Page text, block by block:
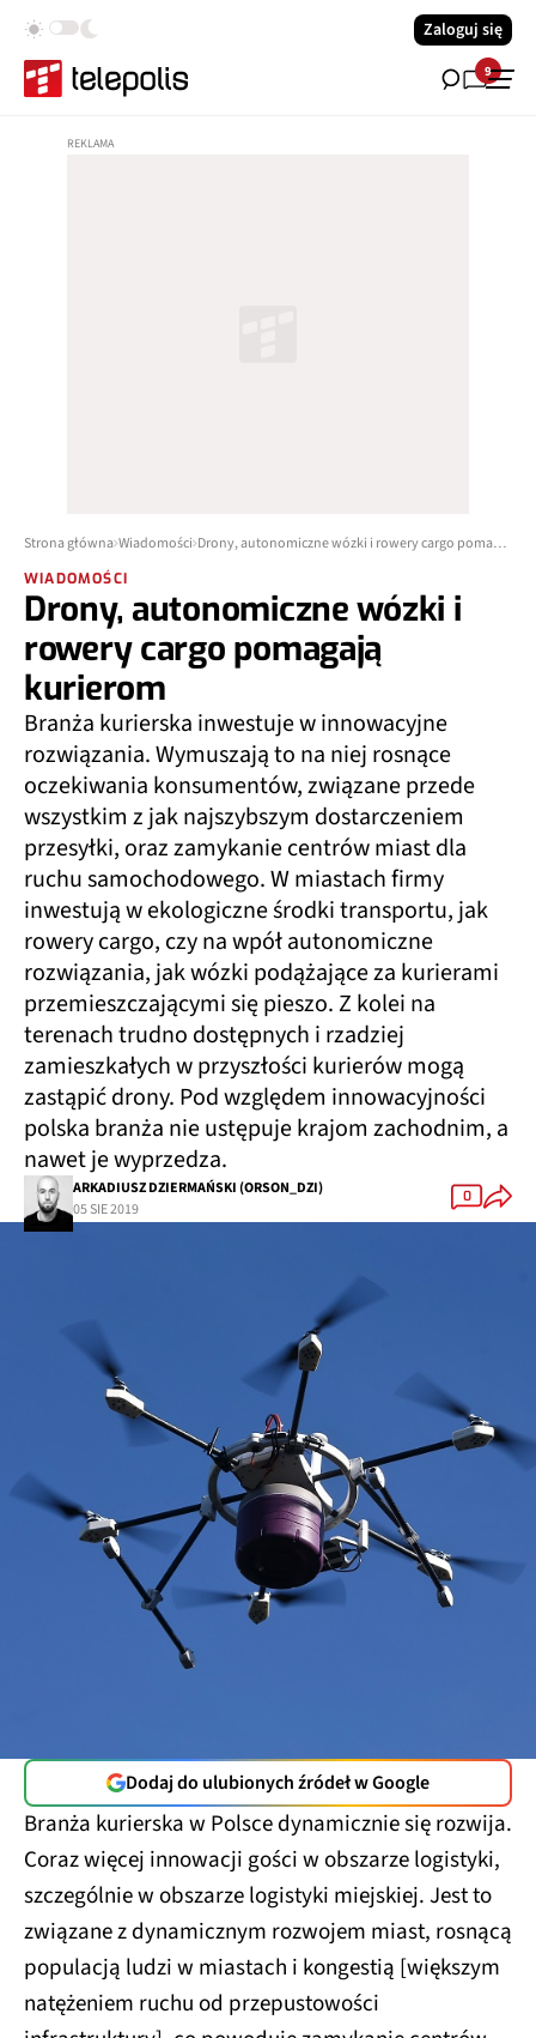
Zaloguj się
9
Strona główna Wiadomości Drony, autonomiczne wózki i rowery cargo pomagają kurierom
WIADOMOŚCI
Drony, autonomiczne wózki i
rowery cargo pomagają
kurierom
Branża kurierska inwestuje w innowacyjne
rozwiązania. Wymuszają to na niej rosnące
oczekiwania konsumentów, związane przede
wszystkim z jak najszybszym dostarczeniem
przesyłki, oraz zamykanie centrów miast dla
ruchu samochodowego. W miastach firmy
inwestują w ekologiczne środki transportu, jak
rowery cargo, czy na wpół autonomiczne
rozwiązania, jak wózki podążające za kurierami
przemieszczającymi się pieszo. Z kolei na
terenach trudno dostępnych i rzadziej
zamieszkałych w przyszłości kurierów mogą
zastąpić drony. Pod względem innowacyjności
polska branża nie ustępuje krajom zachodnim, a
nawet je wyprzedza.
ARKADIUSZ DZIERMAŃSKI (ORSON_DZI)
05 SIE 2019
0
Dodaj do ulubionych źródeł w Google
Branża kurierska w Polsce dynamicznie się rozwija.
Coraz więcej innowacji gości w obszarze logistyki,
szczególnie w obszarze logistyki miejskiej. Jest to
związane z dynamicznym rozwojem miast, rosnącą
populacją ludzi w miastach i kongestią [większym
natężeniem ruchu od przepustowości